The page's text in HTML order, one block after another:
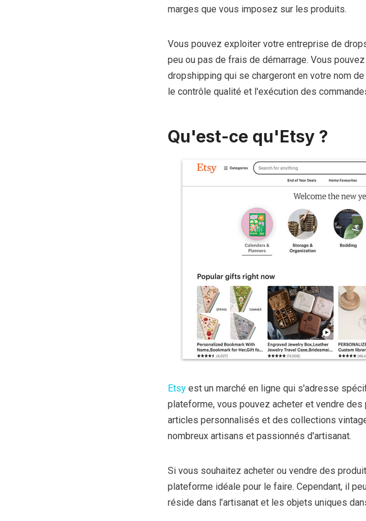
marges que vous imposez sur les produits.
Vous pouvez exploiter votre entreprise de
peu ou pas de frais de démarrage. Vous
dropshipping qui se chargeront en votre nom
le contrôle qualité et l'exécution des
Qu'est-ce qu'Etsy ?
Etsyest un marché en ligne qui s'adresse
plateforme, vous pouvez acheter et vendre
articles personnalisés et des collections
nombreux artisans et passionnés d'artisanat.
Si vous souhaitez acheter ou vendre des
plateforme idéale pour le faire. Cependant, il
réside dans l’artisanat et les objets uniques